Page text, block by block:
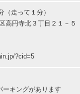
（走って１分）
高円寺北３丁目２１－５
?cid=5
ーキングがあります